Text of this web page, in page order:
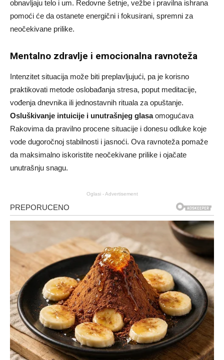
obnavljaju telo i um. Redovne šetnje, vežbe i pravilna ishrana
pomoći će da ostanete energični i fokusirani, spremni za
neočekivane prilike.
Mentalno zdravlje i emocionalna ravnoteža
Intenzitet situacija može biti preplavljujući, pa je korisno
praktikovati metode oslobađanja stresa, poput meditacije,
vođenja dnevnika ili jednostavnih rituala za opuštanje.
Osluškivanje intuicije i unutrašnjeg glasaomogućava
Rakovima da pravilno procene situacije i donesu odluke koje
vode dugoročnoj stabilnosti i jasnoći. Ova ravnoteža pomaže
da maksimalno iskoristite neočekivane prilike i ojačate
unutrašnju snagu.
Oglasi - Advertisement